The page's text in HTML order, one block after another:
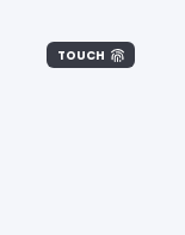
TOUCH